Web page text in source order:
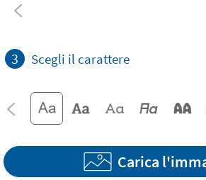
3 Scegli il carattere
Carica